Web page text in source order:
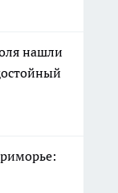
нашли